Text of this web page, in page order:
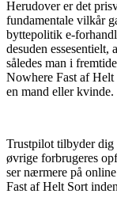
Herudover er det
fundamentale vilkår
byttepolitik e-
desuden essesentielt,
således man i
Nowhere Fast af
en mand eller kvinde.
Trustpilot tilbyder dig
øvrige forbrugeres
ser nærmere på
Fast af Helt Sort